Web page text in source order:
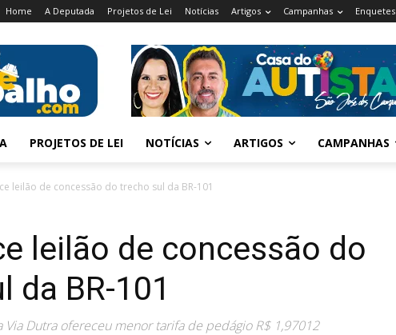
Home A Deputada Projetos de Lei Notícias Artigos Campanhas Enquetes
PROJETOS DE LEI NOTÍCIAS ARTIGOS CAMPANHAS
leilão de concessão do trecho sul da BR-101
leilão de concessão do
da BR-101
Dutra ofereceu menor tarifa de pedágio R$ 1,97012